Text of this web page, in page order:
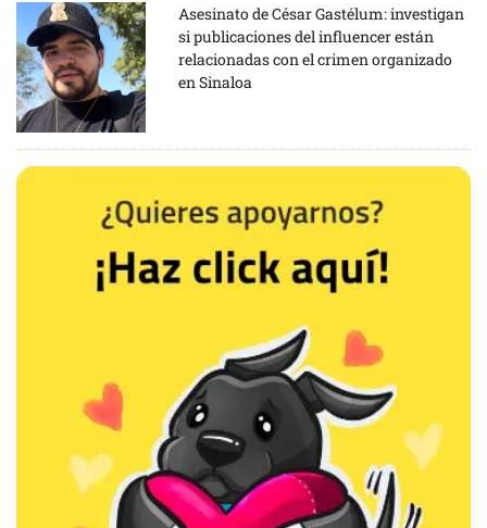
Asesinato de César Gastélum: investigan
si publicaciones del influencer están
relacionadas con el crimen organizado
en Sinaloa